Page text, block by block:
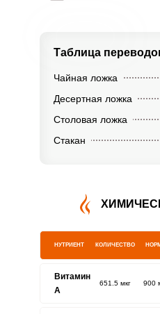
Таблица
Чайная ложка
Десертная ложка
Столовая ложка
Стакан
НУТРИЕНТ КОЛИЧЕСТВО
Витамин
A
651.5 мкг 900